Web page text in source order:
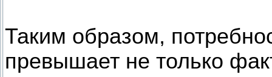
Таким образом,
превышает не только